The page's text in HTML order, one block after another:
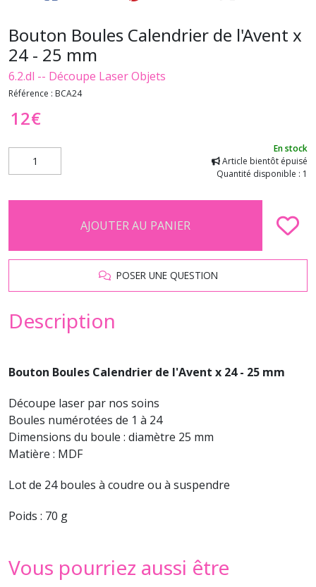
Bouton Boules Calendrier de l'Avent x
24 - 25 mm
6.2.dl -- Découpe Laser Objets
Référence : BCA24
12€
En stock
Article bientôt épuisé
Quantité disponible : 1
AJOUTER AU PANIER
POSER UNE QUESTION
Description
Bouton Boules Calendrier de l'Avent x 24 - 25 mm
Découpe laser par nos soins
Boules numérotées de 1 à 24
Dimensions du boule : diamètre 25 mm
Matière : MDF
Lot de 24 boules à coudre ou à suspendre
Poids : 70 g
Vous pourriez aussi être